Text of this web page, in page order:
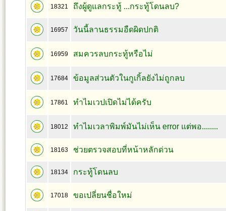
18321 ถึงผู้ดูแลกระทู้ ...กระทู้โดนลบ?
16957 วันนี้ลานธรรมอืดผิดปกติ
16959 สมควรลบกระทู้หรือไม่
17684 ข้อมูลส่วนตัวในกูเกิ้ลยังไม่ถูกลบ
17861 ทำไมเวปเปิดไม่ได้ครับ
18012 ทำไมเวลาพิมพ์มันไม่เห็น error แต่พอ........
18163 ช่วยตรวจสอบที่หน้าหลักด่วน
18134 กระทู้โดนลบ
17018 ขอเปลี่ยนชื่อใหม่